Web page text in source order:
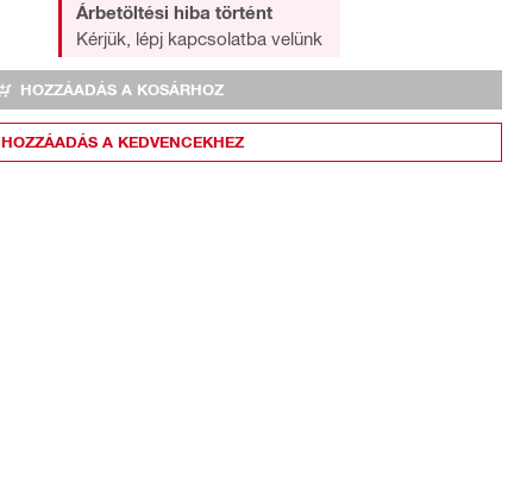
Árbetöltési hiba történt
Kérjük, lépj kapcsolatba velünk
HOZZÁADÁS A KOSÁRHOZ
HOZZÁADÁS A KEDVENCEKHEZ